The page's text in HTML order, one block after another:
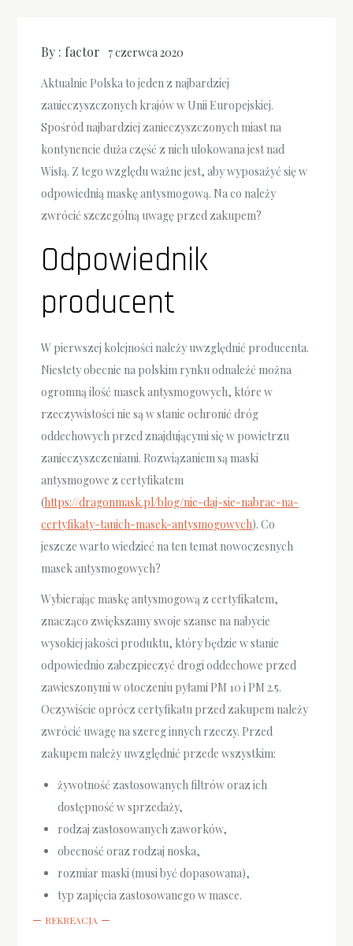
By : factor 7 czerwca 2020
Aktualnie Polska to jeden z najbardziej
zanieczyszczonych krajów w Unii Europejskiej.
Spośród najbardziej zanieczyszczonych miast na
kontynencie duża część z nich ulokowana jest nad
Wisłą. Z tego względu ważne jest, aby wyposażyć się w
odpowiednią maskę antysmogową. Na co należy
zwrócić szczególną uwagę przed zakupem?
Odpowiednik
producent
W pierwszej kolejności należy uwzględnić producenta.
Niestety obecnie na polskim rynku odnaleźć można
ogromną ilość masek antysmogowych, które w
rzeczywistości nie są w stanie ochronić dróg
oddechowych przed znajdującymi się w powietrzu
zanieczyszczeniami. Rozwiązaniem są maski
antysmogowe z certyfikatem
(https://dragonmask.pl/blog/nie-daj-sie-nabrac-na-
certyfikaty-tanich-masek-antysmogowych). Co
jeszcze warto wiedzieć na ten temat nowoczesnych
masek antysmogowych?
Wybierając maskę antysmogową z certyfikatem,
znacząco zwiększamy swoje szanse na nabycie
wysokiej jakości produktu, który będzie w stanie
odpowiednio zabezpieczyć drogi oddechowe przed
zawieszonymi w otoczeniu pyłami PM 10 i PM 2.5.
Oczywiście oprócz certyfikatu przed zakupem należy
zwrócić uwagę na szereg innych rzeczy. Przed
zakupem należy uwzględnić przede wszystkim:
żywotność zastosowanych filtrów oraz ich
dostępność w sprzedaży,
rodzaj zastosowanych zaworków,
obecność oraz rodzaj noska,
rozmiar maski (musi być dopasowana),
typ zapięcia zastosowanego w masce.
REKREACJA